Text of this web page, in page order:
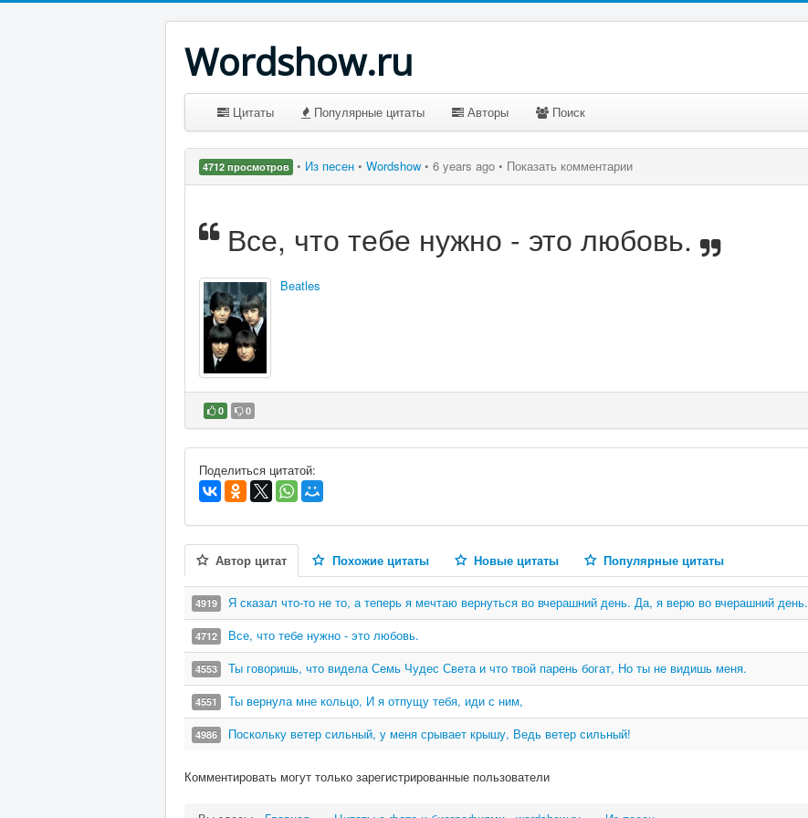
Wordshow.ru
Цитаты Популярные цитаты Авторы Поиск
4712 просмотров • Из песен • Wordshow • 6 years ago • Показать комментарии
Все, что тебе нужно - это любовь.
Beatles
0 0
В избранное
Поделиться цитатой:
Автор цитат Похожие цитаты Новые цитаты Популярные цитаты
4919 Я сказал что-то не то, а теперь я мечтаю вернуться во вчерашний день. Да, я верю во вчерашний день.
4712 Все, что тебе нужно - это любовь.
4553 Ты говоришь, что видела Семь Чудес Света и что твой парень богат, Но ты не видишь меня.
4551 Ты вернула мне кольцо, И я отпущу тебя, иди с ним,
4986 Поскольку ветер сильный, у меня срывает крышу, Ведь ветер сильный!
Комментировать могут только зарегистрированные пользователи